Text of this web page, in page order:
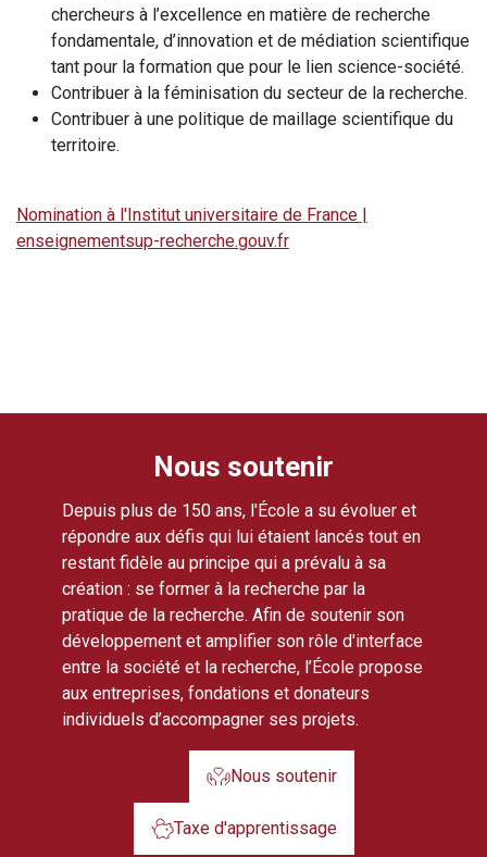
chercheurs à l’excellence en matière de recherche
fondamentale, d’innovation et de médiation scientifique
tant pour la formation que pour le lien science-société.
Contribuer à la féminisation du secteur de la recherche.
Contribuer à une politique de maillage scientifique du
territoire.
Nomination à l'Institut universitaire de France |
enseignementsup-recherche.gouv.fr
Nous soutenir
Depuis plus de 150 ans, l'École a su évoluer et
répondre aux défis qui lui étaient lancés tout en
restant fidèle au principe qui a prévalu à sa
création : se former à la recherche par la
pratique de la recherche. Afin de soutenir son
développement et amplifier son rôle d'interface
entre la société et la recherche, l’École propose
aux entreprises, fondations et donateurs
individuels d’accompagner ses projets.
Nous soutenir
Taxe d'apprentissage